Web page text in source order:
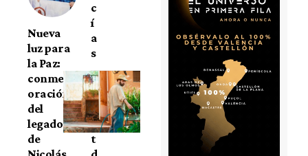
Nueva
luz para
la Paz:
conmem
oración
del
legado
de
c
í
a
s
À
P
u
n
t